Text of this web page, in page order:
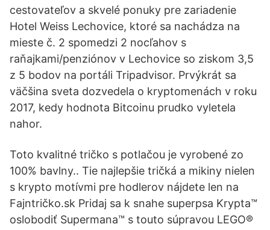
cestovateľov a skvelé ponuky pre zariadenie
Hotel Weiss Lechovice, ktoré sa nachádza na
mieste č. 2 spomedzi 2 nocľahov s
raňajkami/penziónov v Lechovice so ziskom 3,5
z 5 bodov na portáli Tripadvisor. Prvýkrát sa
väčšina sveta dozvedela o kryptomenách v roku
2017, kedy hodnota Bitcoinu prudko vyletela
nahor.
Toto kvalitné tričko s potlačou je vyrobené zo
100% bavlny.. Tie najlepšie tričká a mikiny nielen
s krypto motívmi pre hodlerov nájdete len na
Fajntričko.sk Pridaj sa k snahe superpsa Krypta™
oslobodiť Supermana™ s touto súpravou LEGO®